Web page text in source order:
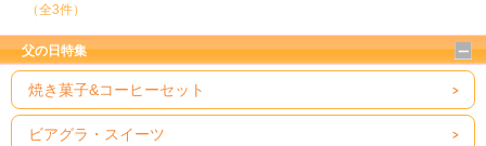
（全3件）
父の日特集
焼き菓子&コーヒーセット
ビアグラ・スイーツ